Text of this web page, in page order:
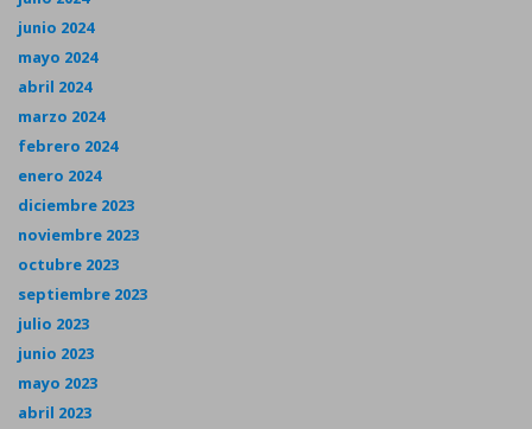
junio 2024
mayo 2024
abril 2024
marzo 2024
febrero 2024
enero 2024
diciembre 2023
noviembre 2023
octubre 2023
septiembre 2023
julio 2023
junio 2023
mayo 2023
abril 2023